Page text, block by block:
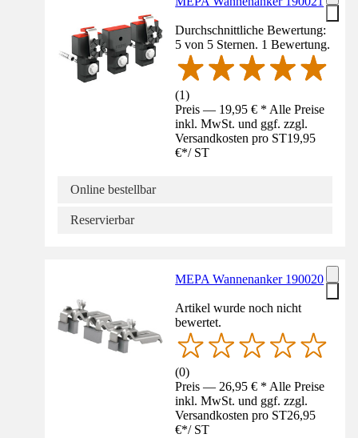
Durchschnittliche Bewertung:
5 von 5 Sternen. 1 Bewertung.
(1)
Preis — 19,95 € * Alle Preise
inkl. MwSt. und ggf. zzgl.
Versandkosten pro ST19,95
€*/ ST
Online bestellbar
Reservierbar
MEPA Wannenanker 190020
Artikel wurde noch nicht
bewertet.
(0)
Preis — 26,95 € * Alle Preise
inkl. MwSt. und ggf. zzgl.
Versandkosten pro ST26,95
€*/ ST